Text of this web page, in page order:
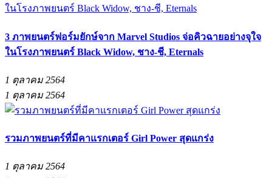
3 ภาพยนตร์ฟอร์มยักษ์จาก Marvel Studios จ่อคิวฉายอย่างจุใจ
ในโรงภาพยนตร์ Black Widow, ชาง-ชี, Eternals
1 ตุลาคม 2564
1 ตุลาคม 2564
รวมภาพยนตร์ที่มีคาแรกเตอร์ Girl Power สุดแกร่ง
1 ตุลาคม 2564